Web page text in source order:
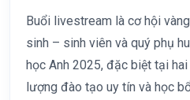
Buổi livestream là cơ hội
sinh – sinh viên và quý phụ
học Anh 2025, đặc biệt tại
lượng đào tạo uy tín và học